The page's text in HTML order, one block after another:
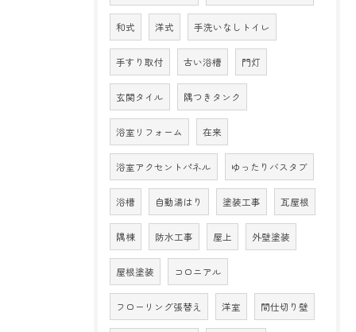
和式 洋式 手洗いなしトイレ
手すり取付 古い浴槽 門灯
玄関タイル 隅つきタンク
浴室リフォーム 在来
浴室アクセントパネル ゆったりバスタブ
浴槽 自動湯はり 塗装工事 瓦屋根
隅棟 防水工事 屋上 外壁塗装
屋根塗装 コロニアル
フローリング張替え 洋室 間仕切り壁